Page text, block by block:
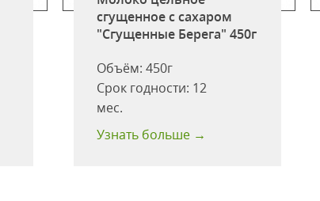
сгущенное с сахаром
"Сгущенные Берега" 450г
Объём:450г
Срок годности: 12
мес.
Узнать больше →